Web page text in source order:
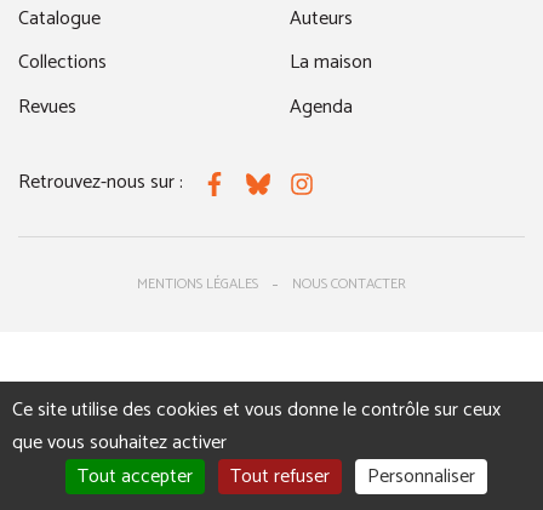
Catalogue
Collections
Revues
Auteurs
La maison
Agenda
Retrouvez-nous sur : FacebookBlueskyInstagram
MENTIONS LÉGALES NOUS CONTACTER
Ce site utilise des cookies et vous donne le contrôle sur ceux
que vous souhaitez activer
Tout accepter
Tout refuser Personnaliser